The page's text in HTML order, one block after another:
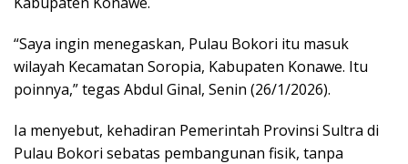
“Saya ingin menegaskan, Pulau Bokori itu masuk
wilayah Kecamatan Soropia, Kabupaten Konawe. Itu
poinnya,” tegas Abdul Ginal, Senin (26/1/2026).
Ia menyebut, kehadiran Pemerintah Provinsi Sultra di
Pulau Bokori sebatas pembangunan fisik, tanpa